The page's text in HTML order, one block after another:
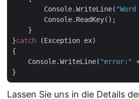
        Console.WriteLine(
        Console.ReadKey();
    }
}catch (Exception ex)
{
    Console.WriteLine(
"error:"
Lassen Sie uns in die Details